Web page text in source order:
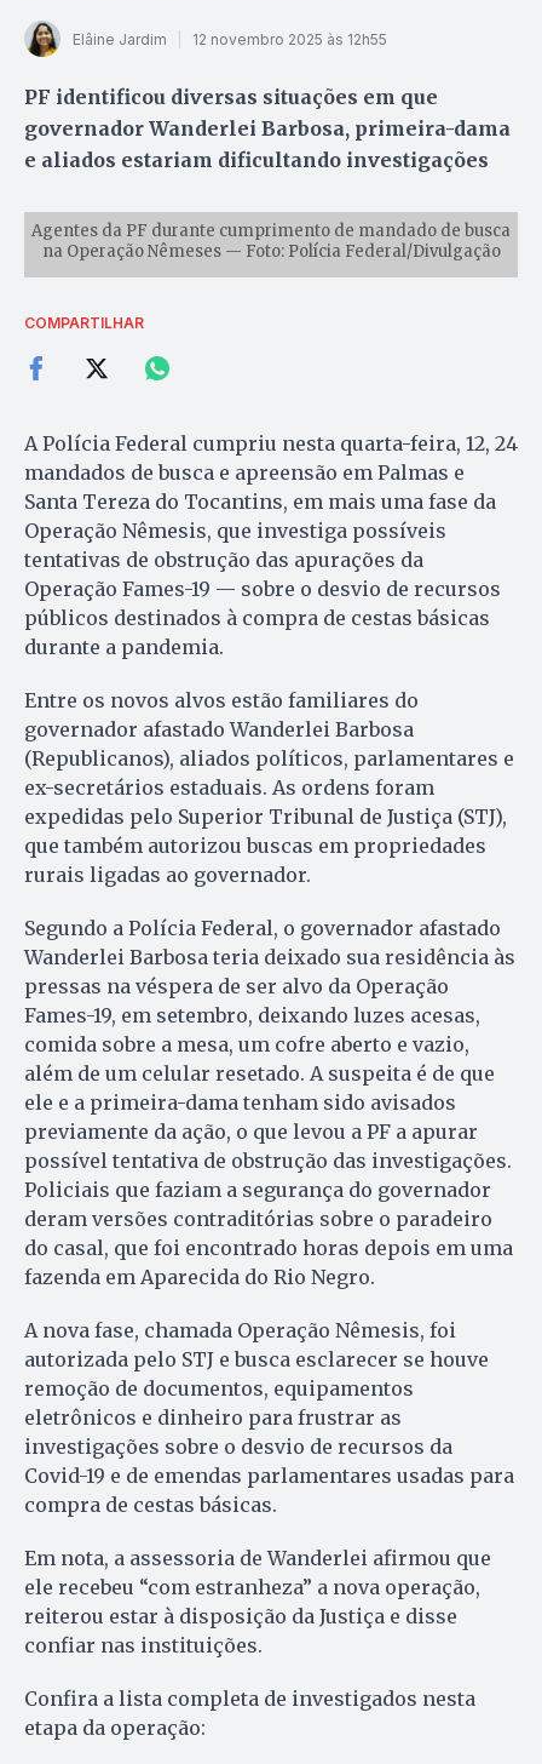
Elâine Jardim 12 novembro 2025 às 12h55
PF identificou diversas situações em que
governador Wanderlei Barbosa, primeira-dama
e aliados estariam dificultando investigações
Agentes da PF durante cumprimento de mandado de busca
na Operação Nêmeses — Foto: Polícia Federal/Divulgação
COMPARTILHAR
A Polícia Federal cumpriu nesta quarta-feira, 12, 24
mandados de busca e apreensão em Palmas e
Santa Tereza do Tocantins, em mais uma fase da
Operação Nêmesis, que investiga possíveis
tentativas de obstrução das apurações da
Operação Fames-19 — sobre o desvio de recursos
públicos destinados à compra de cestas básicas
durante a pandemia.
Entre os novos alvos estão familiares do
governador afastado Wanderlei Barbosa
(Republicanos), aliados políticos, parlamentares e
ex-secretários estaduais. As ordens foram
expedidas pelo Superior Tribunal de Justiça (STJ),
que também autorizou buscas em propriedades
rurais ligadas ao governador.
Segundo a Polícia Federal, o governador afastado
Wanderlei Barbosa teria deixado sua residência às
pressas na véspera de ser alvo da Operação
Fames-19, em setembro, deixando luzes acesas,
comida sobre a mesa, um cofre aberto e vazio,
além de um celular resetado. A suspeita é de que
ele e a primeira-dama tenham sido avisados
previamente da ação, o que levou a PF a apurar
possível tentativa de obstrução das investigações.
Policiais que faziam a segurança do governador
deram versões contraditórias sobre o paradeiro
do casal, que foi encontrado horas depois em uma
fazenda em Aparecida do Rio Negro.
A nova fase, chamada Operação Nêmesis, foi
autorizada pelo STJ e busca esclarecer se houve
remoção de documentos, equipamentos
eletrônicos e dinheiro para frustrar as
investigações sobre o desvio de recursos da
Covid-19 e de emendas parlamentares usadas para
compra de cestas básicas.
Em nota, a assessoria de Wanderlei afirmou que
ele recebeu “com estranheza” a nova operação,
reiterou estar à disposição da Justiça e disse
confiar nas instituições.
Confira a lista completa de investigados nesta
etapa da operação: